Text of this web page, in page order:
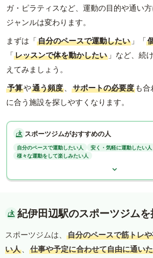
ガ・ピラティスなど、運動の目的や通い
ジャンルは変わります。
まずは「自分のペースで運動したい 」「
「レッスンで体を動かしたい 」など、続
えてみましょう。
予算や通う頻度 、 サポートの必要度 も
に合う施設を探しやすくなります。
スポーツジムがおすすめの人
自分のペースで運動したい人
安く・気軽に運動したい人
様々な運動をして楽しみたい人
紀伊田辺駅のスポーツジムを
スポーツジムは、
自分のペースで筋トレ
い人 、 仕事や予定に合わせて自由に通い